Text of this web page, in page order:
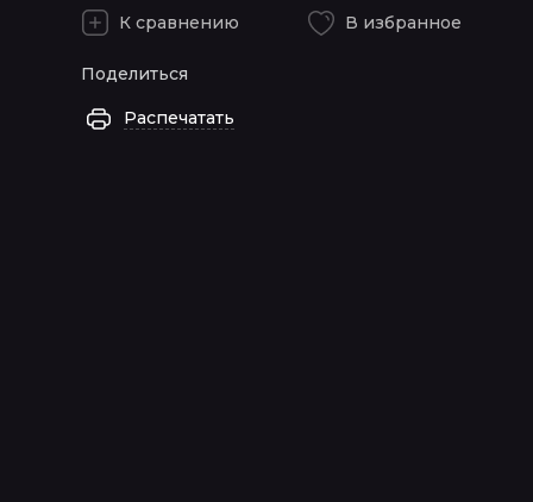
К сравнению В избранное
Поделиться
Распечатать